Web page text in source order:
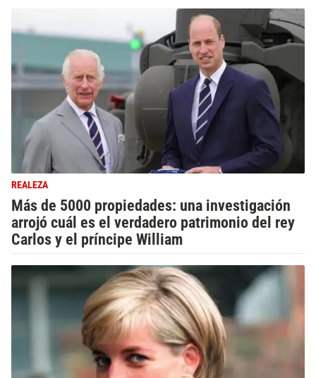
REALEZA
Más de 5000 propiedades: una investigación
arrojó cuál es el verdadero patrimonio del rey
Carlos y el príncipe William